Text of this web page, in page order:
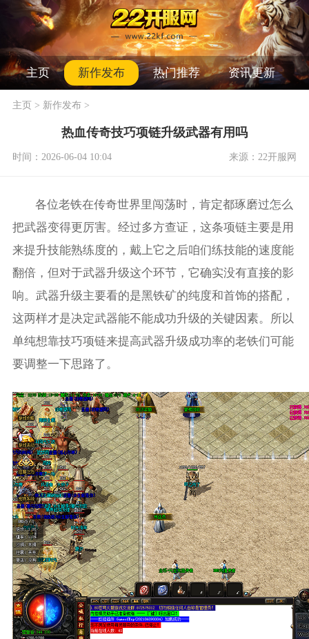
主页 新作发布 热门推荐 资讯更新
主页> 新作发布>
热血传奇技巧项链升级武器有用吗
时间：2026-06-04 10:04 来源：22开服网
各位老铁在传奇世界里闯荡时，肯定都琢磨过怎么
把武器变得更厉害。经过多方查证，这条项链主要是用
来提升技能熟练度的，戴上它之后咱们练技能的速度能
翻倍，但对于武器升级这个环节，它确实没有直接的影
响。武器升级主要看的是黑铁矿的纯度和首饰的搭配，
这两样才是决定武器能不能成功升级的关键因素。所以
单纯想靠技巧项链来提高武器升级成功率的老铁们可能
要调整一下思路了。